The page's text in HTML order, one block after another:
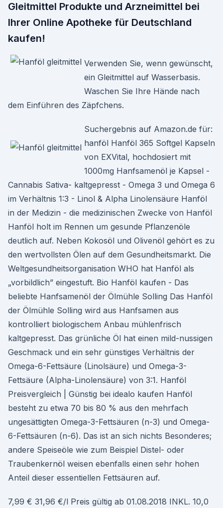
Gleitmittel Produkte und Arzneimittel bei
Ihrer Online Apotheke für Deutschland
kaufen!
Verwenden Sie, wenn gewünscht,
ein Gleitmittel auf Wasserbasis.
Waschen Sie Ihre Hände nach
dem Einführen des Zäpfchens.
Suchergebnis auf Amazon.de für:
hanföl Hanföl 365 Softgel Kapseln
von EXVital, hochdosiert mit
1000mg Hanfsamenöl je Kapsel -
Cannabis Sativa- kaltgepresst - Omega 3 und Omega 6
im Verhältnis 1:3 - Linol & Alpha Linolensäure Hanföl
in der Medizin - die medizinischen Zwecke von Hanföl
Hanföl holt im Rennen um gesunde Pflanzenöle
deutlich auf. Neben Kokosöl und Olivenöl gehört es zu
den wertvollsten Ölen auf dem Gesundheitsmarkt. Die
Weltgesundheitsorganisation WHO hat Hanföl als
„vorbildlich” eingestuft. Bio Hanföl kaufen - Das
beliebte Hanfsamenöl der Ölmühle Solling Das Hanföl
der Ölmühle Solling wird aus Hanfsamen aus
kontrolliert biologischem Anbau mühlenfrisch
kaltgepresst. Das grünliche Öl hat einen mild-nussigen
Geschmack und ein sehr günstiges Verhältnis der
Omega-6-Fettsäure (Linolsäure) und Omega-3-
Fettsäure (Alpha-Linolensäure) von 3:1. Hanföl
Preisvergleich | Günstig bei idealo kaufen Hanföl
besteht zu etwa 70 bis 80 % aus den mehrfach
ungesättigten Omega-3-Fettsäuren (n-3) und Omega-
6-Fettsäuren (n-6). Das ist an sich nichts Besonderes;
andere Speiseöle wie zum Beispiel Distel- oder
Traubenkernöl weisen ebenfalls einen sehr hohen
Anteil dieser essentiellen Fettsäuren auf.
7,99 € 31,96 €/l Preis gültig ab 01.08.2018 INKL. 10,0